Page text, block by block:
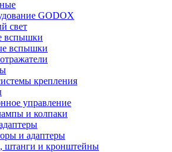
GODOX
свет
вспышки
вспышки
крепления
управление
и колпаки
и адаптеры
штанги и кронштейны